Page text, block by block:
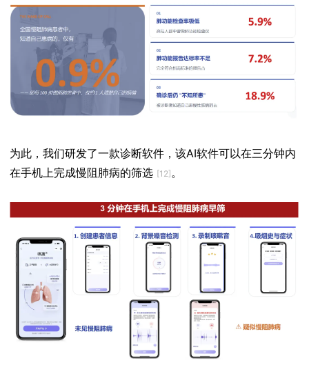
为此，我们研发了一款诊断软件，该AI软件可以在三分钟内
在手机上完成慢阻肺病的筛选 [12] 。